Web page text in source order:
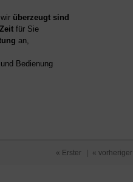
überzeugt sind
für Sie
an,
Bedienung
« Erster | « vorheriger